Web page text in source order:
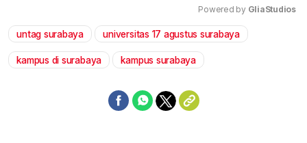
Powered by GliaStudios
untag surabaya universitas 17 agustus surabaya
kampus di surabaya kampus surabaya